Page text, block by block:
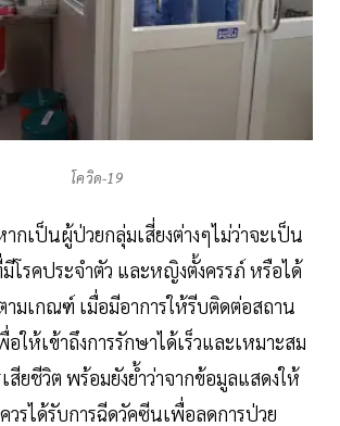
โควิด-19
กเป็นผู้ป่วยกลุ่มเสี่ยงต่างๆไม่ว่าจะเป็น
โรคประจำตัว และหญิงตั้งครรภ์ หรือได้
มเกณฑ์ เมื่อมีอาการให้รีบติดต่อสถาน
ให้เข้าถึงการรักษาได้เร็วและเหมาะสม
สียชีวิต พร้อมยังย้ำว่าจากข้อมูลแสดงให้
วรได้รับการฉีดวัคซีนเพื่อลดการป่วย